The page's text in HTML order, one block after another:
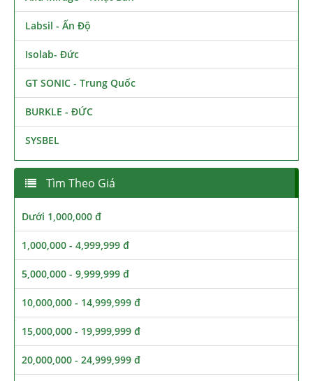
Labsil - Ấn Độ
Isolab- Đức
GT SONIC - Trung Quốc
BURKLE - ĐỨC
SYSBEL
Tìm Theo Giá
Dưới 1,000,000 đ
1,000,000 - 4,999,999 đ
5,000,000 - 9,999,999 đ
10,000,000 - 14,999,999 đ
15,000,000 - 19,999,999 đ
20,000,000 - 24,999,999 đ